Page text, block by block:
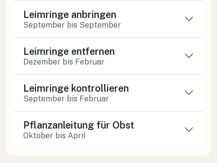
Leimringe anbringen
September bis September
Leimringe entfernen
Dezember bis Februar
Leimringe kontrollieren
September bis Februar
Pflanzanleitung für Obst
Oktober bis April